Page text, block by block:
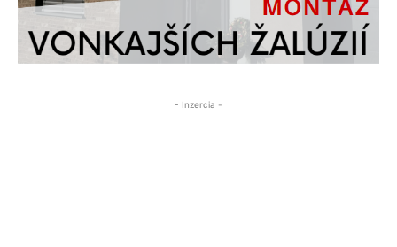
- Inzercia -